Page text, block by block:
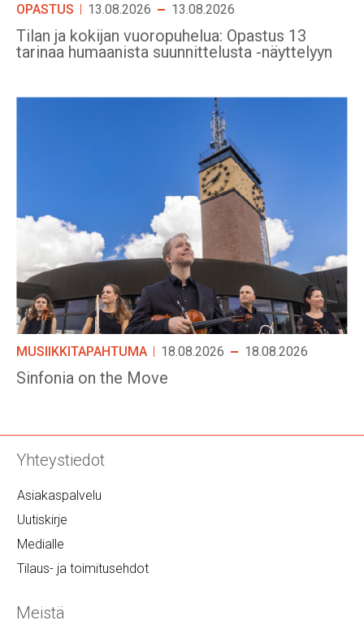
OPASTUS 13.08.2026 13.08.2026
Tilan ja kokijan vuoropuhelua: Opastus 13
tarinaa humaanista suunnittelusta -näyttelyyn
MUSIIKKITAPAHTUMA 18.08.2026 18.08.2026
Sinfonia on the Move
Yhteystiedot
Asiakaspalvelu
Uutiskirje
Medialle
Tilaus- ja toimitusehdot
Meistä